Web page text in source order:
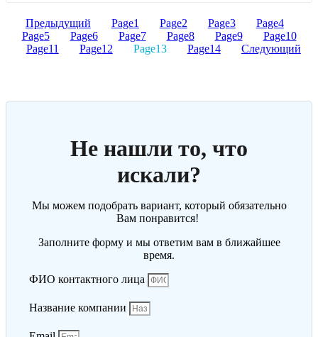
Предыдущий Page1 Page2 Page3 Page4
Page5 Page6 Page7 Page8 Page9 Page10
Page11 Page12 Page13 Page14 Следующий
Не нашли то, что
искали?
Мы можем подобрать вариант, который обязательно
Вам понравится!
Заполните форму и мы ответим вам в ближайшее
время.
ФИО контактного лица
Название компании